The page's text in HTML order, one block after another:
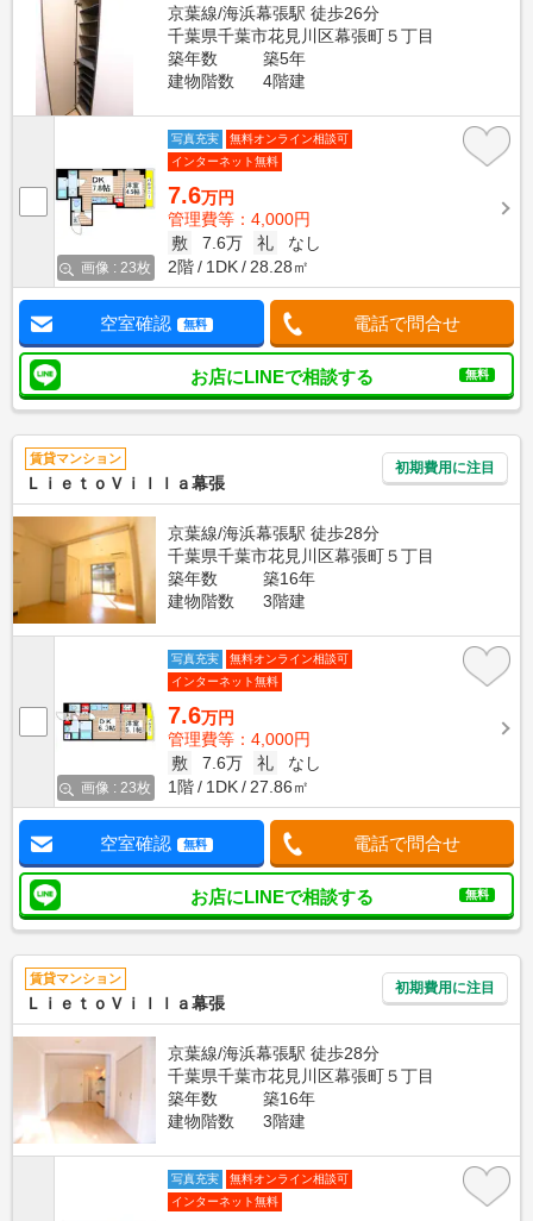
京葉線/海浜幕張駅 徒歩26分
千葉県千葉市花見川区幕張町５丁目
築年数
築5年
建物階数
4階建
画像 : 23枚
写真充実
無料オンライン相談可
インターネット無料
7.6万円
管理費等：4,000円
敷
7.6万 礼
なし
2階
1DK 28.28㎡
空室確認 無料 電話で問合せ
お店にLINEで相談する 無料
賃貸マンション
ＬｉｅｔｏＶｉｌｌａ幕張
初期費用に注目
京葉線/海浜幕張駅 徒歩28分
千葉県千葉市花見川区幕張町５丁目
築年数
築16年
建物階数
3階建
画像 : 23枚
写真充実
無料オンライン相談可
インターネット無料
7.6万円
管理費等：4,000円
敷
7.6万 礼
なし
1階
1DK 27.86㎡
空室確認 無料 電話で問合せ
お店にLINEで相談する 無料
賃貸マンション
ＬｉｅｔｏＶｉｌｌａ幕張
初期費用に注目
京葉線/海浜幕張駅 徒歩28分
千葉県千葉市花見川区幕張町５丁目
築年数
築16年
建物階数
3階建
写真充実
無料オンライン相談可
インターネット無料